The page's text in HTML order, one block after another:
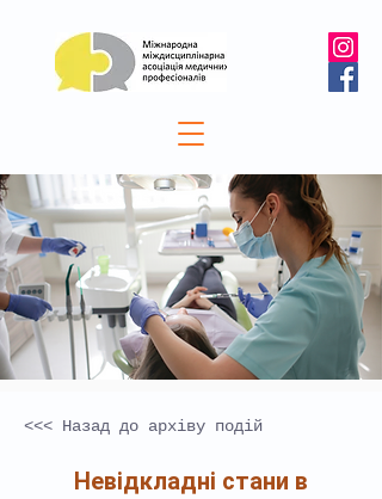
<<< Назад до архіву подій
Невідкладні стани в